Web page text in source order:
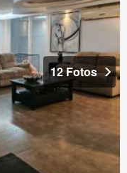
12 Fotos